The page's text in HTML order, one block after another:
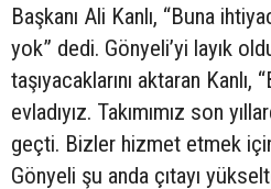
Başkanı Ali Kanlı, “Buna
yok” dedi. Gönyeli’yi layık
taşıyacaklarını aktaran Kanlı,
evladıyız. Takımımız son
geçti. Bizler hizmet etmek
Gönyeli şu anda çıtayı